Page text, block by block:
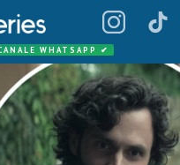
WHATSAPP ✔